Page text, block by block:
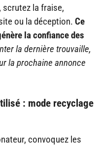
scrutez la fraise,
ou la déception. Ce
la confiance des
la dernière trouvaille,
la prochaine annonce
: mode recyclage
convoquez les